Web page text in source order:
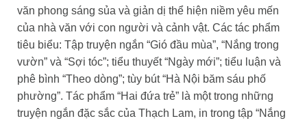
văn phong sáng sủa và giản dị thể hiện niềm yêu mến
của nhà văn với con người và cảnh vật. Các tác phẩm
tiêu biểu: Tập truyện ngắn “Gió đầu mùa”, “Nắng trong
vườn” và “Sợi tóc”; tiểu thuyết “Ngày mới”; tiểu luận và
phê bình “Theo dòng”; tùy bút “Hà Nội băm sáu phố
phường”. Tác phẩm “Hai đứa trẻ” là một trong những
truyện ngắn đặc sắc của Thạch Lam, in trong tập “Nắng